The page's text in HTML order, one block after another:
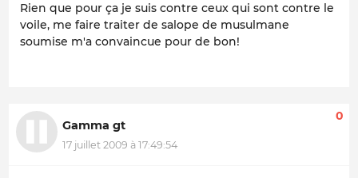
Rien que pour ça je suis contre ceux qui sont contre le
voile, me faire traiter de salope de musulmane
soumise m'a convaincue pour de bon!
Gamma gt
17 juillet 2009 à 17:49:54
0